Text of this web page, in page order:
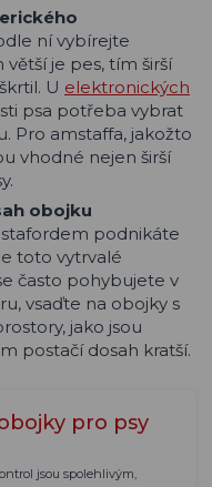
ní vybírejte
je pes, tím širší
U elektronických
psa potřeba vybrat
Pro amstaffa, jakožto
vhodné nejen širší
obojku
stafordem podnikáte
toto vytrvalé
často pohybujete v
vsaďte na obojky s
jako jsou
postačí dosah kratší.
pro psy
jsou spolehlivým,